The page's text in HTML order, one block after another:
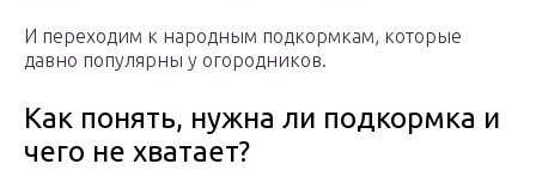
И переходим к народным подкормкам, которые
давно популярны у огородников.
Как понять, нужна ли подкормка и
чего не хватает?